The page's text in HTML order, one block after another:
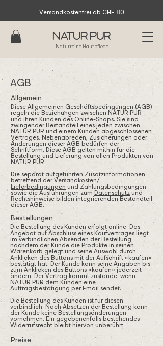
Natur Pur
Naturreine Hautpflege
Versandkostenfrei ab CHF 80
AGB
Allgemein
Diese Allgemeinen Geschäftsbedingungen (AGB)
regeln die Beziehungen zwischen NATUR PUR
und ihren Kunden des Online-Shops. Sie sind
zwingender Bestandteil eines jeden zwischen
NATUR PUR und einem Kunden abgeschlossenen
Vertrages. Nebenabreden, Zusicherungen oder
Änderungen dieser AGB bedürfen der
Schriftform. Diese AGB gelten mithin für die
Bestellung und Lieferung von allen Produkten von
NATUR PUR.
Die separat aufgeführten Zusatzinformationen
betreffend der Versandkosten/
Lieferbedingungen und Zahlungsbedingungen
sowie die Ausführungen zum Datenschutz und
Rechtshinweise bilden integrierenden Bestandteil
dieser AGB.
Bestellungen
Die Bestellung des Kunden erfolgt online. Das
Angebot auf Abschluss eines Kaufvertrages liegt
im verbindlichen Absenden der Bestellung,
nachdem der Kunde die Produkte in seinen
Warenkorb gelegt und seine Auswahl durch
Anklicken des Buttons mit der Aufschrift «kaufen»
bestätigt hat. Der Kunde kann seine Angaben bis
zum Anklicken des Buttons «kaufen» jederzeit
ändern. Der Vertrag kommt zustande, wenn
NATUR PUR dem Kunden eine
Auftragsbestätigung per Email sendet.
Die Bestellung des Kunden ist für diesen
verbindlich. Nach Absetzen der Bestellung kann
der Kunde keine Bestellungsänderungen
vornehmen. Ein gegebenenfalls bestehendes
Widerrufsrecht bleibt hiervon unberührt.
Preise